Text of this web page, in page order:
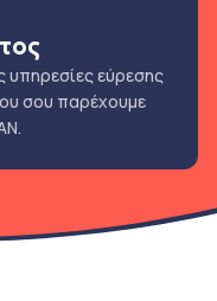
υπηρεσίες εύρεσης
σου παρέχουμε